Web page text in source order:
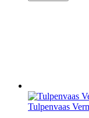
Tulpenvaas